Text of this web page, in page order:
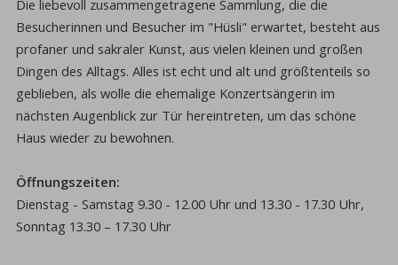
Die liebevoll zusammengetragene Sammlung, die die
Besucherinnen und Besucher im "Hüsli" erwartet, besteht aus
profaner und sakraler Kunst, aus vielen kleinen und großen
Dingen des Alltags. Alles ist echt und alt und größtenteils so
geblieben, als wolle die ehemalige Konzertsängerin im
nächsten Augenblick zur Tür hereintreten, um das schöne
Haus wieder zu bewohnen.
Öffnungszeiten:
Dienstag - Samstag 9.30 - 12.00 Uhr und 13.30 - 17.30 Uhr,
Sonntag 13.30 – 17.30 Uhr